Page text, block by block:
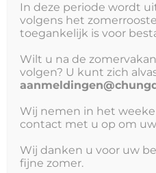
AALSMEER NIEUWER
Catharina Amalialaan 66-D,
Geef een
zijn gemarkeerd met*
In deze periode wordt
volgens het
toegankelijk is voor
Wilt u na de
volgen? U kunt zich
Wij nemen in het
contact met u op om
Wij danken u voor uw
fijne zomer.